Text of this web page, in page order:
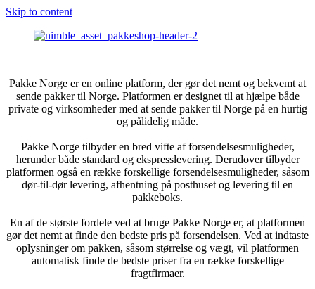
Skip to content
Pakke Norge er en online platform, der gør det nemt og bekvemt at
sende pakker til Norge. Platformen er designet til at hjælpe både
private og virksomheder med at sende pakker til Norge på en hurtig
og pålidelig måde.
Pakke Norge tilbyder en bred vifte af forsendelsesmuligheder,
herunder både standard og ekspresslevering. Derudover tilbyder
platformen også en række forskellige forsendelsesmuligheder, såsom
dør-til-dør levering, afhentning på posthuset og levering til en
pakkeboks.
En af de største fordele ved at bruge Pakke Norge er, at platformen
gør det nemt at finde den bedste pris på forsendelsen. Ved at indtaste
oplysninger om pakken, såsom størrelse og vægt, vil platformen
automatisk finde de bedste priser fra en række forskellige
fragtfirmaer.